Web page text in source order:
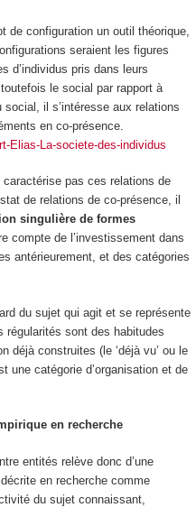
de configuration un outil théorique,
seraient les figures
d’individus pris dans leurs
le social par rapport à
social, il s’intéresse aux relations
en co-présence.
Elias-La-societe-des-individus
pas ces relations de
de relations de co-présence, il
singulière de formes
compte de l’investissement dans
antérieurement, et des catégories
du sujet qui agit et se représente
régularités sont des habitudes
déjà construites (le ‘déjà vu’ ou le
une catégorie d’organisation et de
en recherche
entités relève donc d’une
en recherche comme
du sujet connaissant,